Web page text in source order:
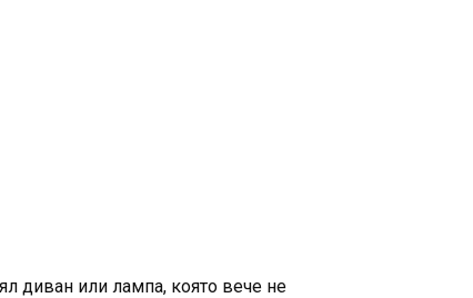
диван или лампа, която вече не